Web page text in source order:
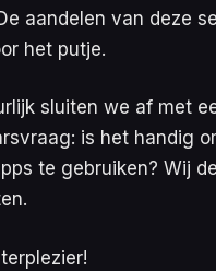
aandelen van deze
het putje.
sluiten we af met
is het handig
te gebruiken? Wij